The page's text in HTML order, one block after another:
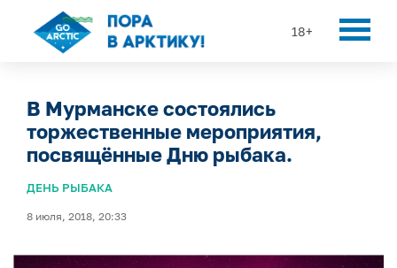
18+
В Мурманске состоялись
торжественные мероприятия,
посвящённые Дню рыбака.
ДЕНЬ РЫБАКА
8 июля, 2018, 20:33